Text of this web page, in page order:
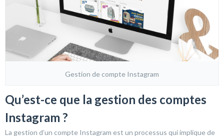
Gestion de compte Instagram
Qu’est-ce que la gestion des comptes
Instagram ?
La gestion d’un compte Instagram est un processus qui implique de